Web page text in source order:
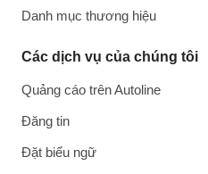
Danh mục thương hiệu
Các dịch vụ của chúng tôi
Quảng cáo trên Autoline
Đăng tin
Đặt biểu ngữ